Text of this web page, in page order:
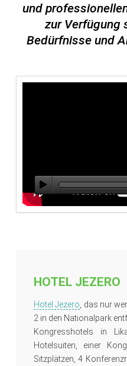
und
zur Verfügung
Bedürfnisse und
HOTEL JEZERO
Hotel Jezero , das nur
2 in den Nationalpark
Kongresshotels in
Hotelsuiten, einer
Sitzplätzen, 4